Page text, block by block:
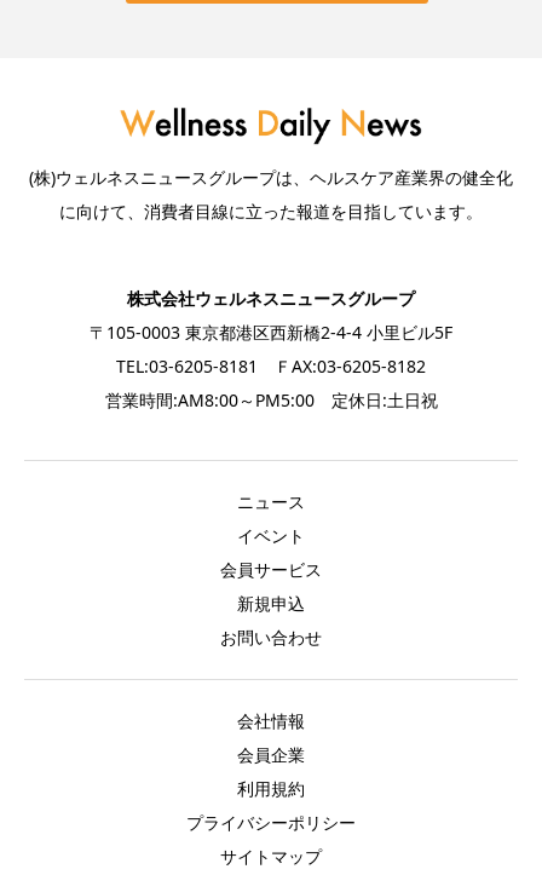
(株)ウェルネスニュースグループは、ヘルスケア産業界の健全化
に向けて、消費者目線に立った報道を目指しています。
株式会社ウェルネスニュースグループ
〒105-0003 東京都港区西新橋2-4-4 小里ビル5F
TEL:03-6205-8181 ＦAX:03-6205-8182
営業時間:AM8:00～PM5:00 定休日:土日祝
ニュース
イベント
会員サービス
新規申込
お問い合わせ
会社情報
会員企業
利用規約
プライバシーポリシー
サイトマップ